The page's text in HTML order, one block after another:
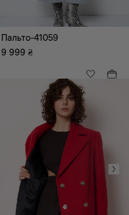
Повсякденний
Пальто-41059
9 999 ₴